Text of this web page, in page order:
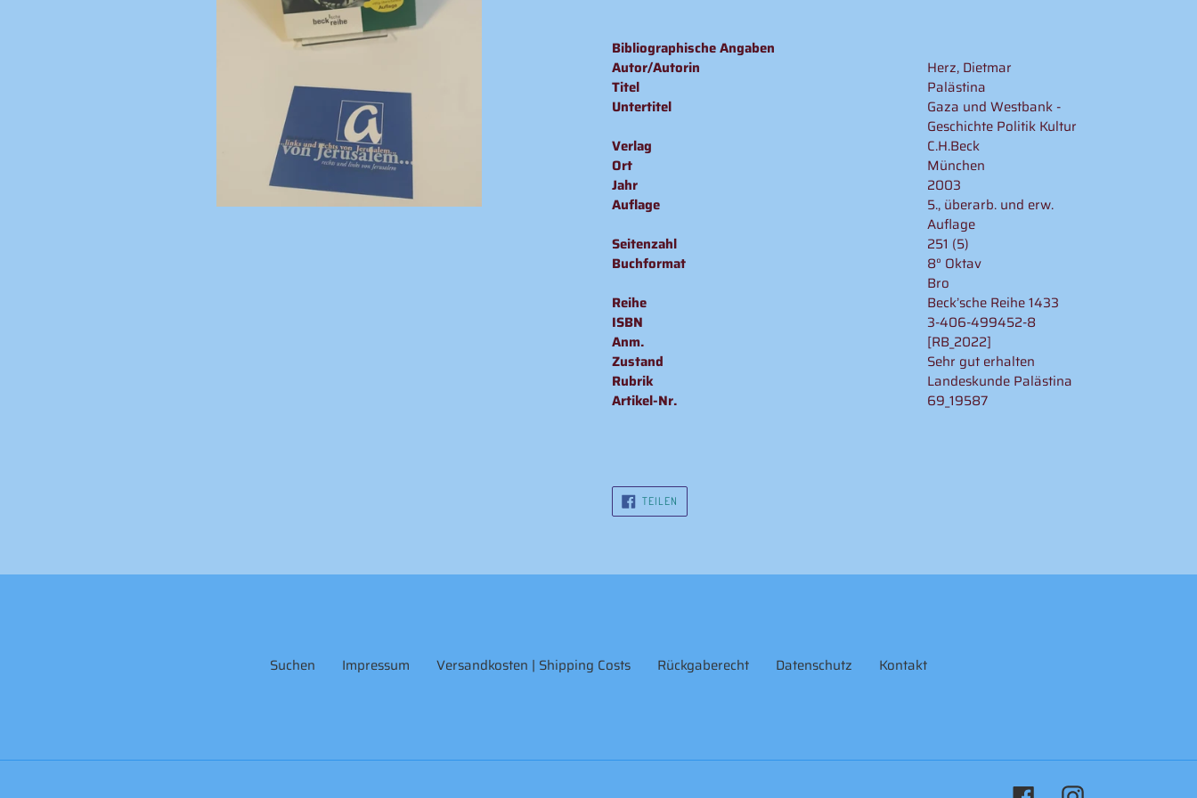
wird
zum
Warenkorb
hinzugefügt
Bibliographische Angaben
Autor/Autorin
Herz, Dietmar
Titel
Palästina
Untertitel
Gaza und Westbank -
Geschichte Politik Kultur
Verlag
C.H.Beck
Ort
München
Jahr
2003
Auflage
5., überarb. und erw.
Auflage
Seitenzahl
251 (5)
Buchformat
8° Oktav
Bro
Reihe
Beck’sche Reihe 1433
ISBN
3-406-499452-8
Anm.
[RB_2022]
Zustand
Sehr gut erhalten
Rubrik
Landeskunde Palästina
Artikel-Nr.
69_19587
TEILEN
TEILEN
Suchen Impressum Versandkosten | Shipping Costs Rückgaberecht Datenschutz Kontakt